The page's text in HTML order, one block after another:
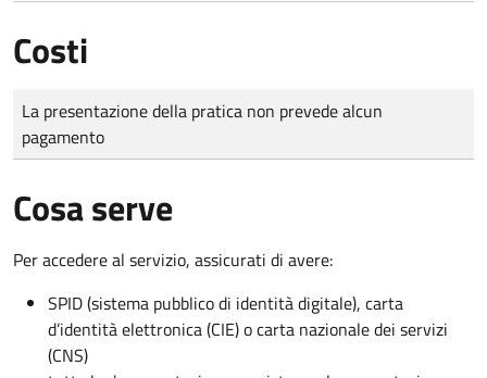
Costi
Tipo di pagamento
Importo
La presentazione della pratica non prevede alcun
pagamento
Cosa serve
Per accedere al servizio, assicurati di avere:
SPID (sistema pubblico di identità digitale), carta
d’identità elettronica (CIE) o carta nazionale dei servizi
(CNS)